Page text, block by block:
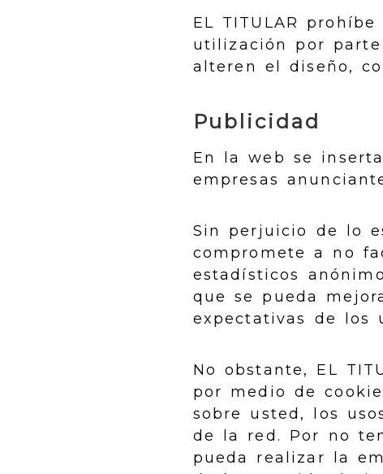
EL TITULAR
utilización por
alteren el diseño,
Publicidad
En la web se
empresas
Sin perjuicio de lo
compromete a no
estadísticos
que se pueda
expectativas de los
No obstante, EL
por medio de
sobre usted, los
de la red. Por no
pueda realizar la